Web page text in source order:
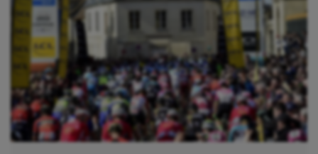
Sauvetage sportif
Sport adapté
Sport handicap
Sport santé
Sport-entreprise